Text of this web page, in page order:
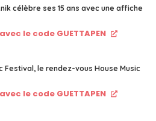
célèbre ses 15 ans avec une affiche
le code GUETTAPEN
Festival, le rendez-vous House Music
le code GUETTAPEN